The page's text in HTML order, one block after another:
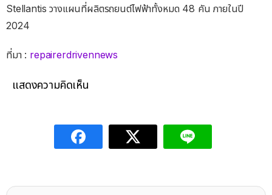
Stellantis วางแผนที่ผลิตรถยนต์ไฟฟ้าทั้งหมด 48 คัน ภายในปี
2024
ที่มา : repairerdrivennews
แสดงความคิดเห็น